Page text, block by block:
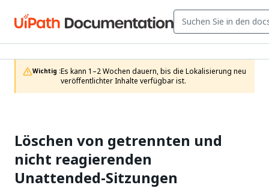
Wichtig :Es kann 1–2 Wochen dauern, bis die Lokalisierung neu
veröffentlichter Inhalte verfügbar ist.
Löschen von getrennten und
nicht reagierenden
Unattended-Sitzungen